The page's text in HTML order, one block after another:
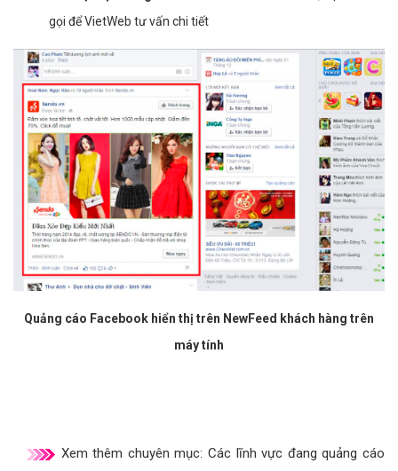
gọi để VietWeb tư vấn chi tiết
Quảng cáo Facebook hiển thị trên NewFeed khách hàng trên
máy tính
Xem thêm chuyên mục: Các lĩnh vực đang quảng cáo